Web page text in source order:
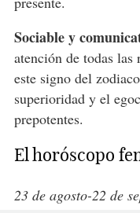
Sociable y
atención de todas
este signo del
superioridad y el
prepotentes.
El horóscopo
23 de agosto-22 de